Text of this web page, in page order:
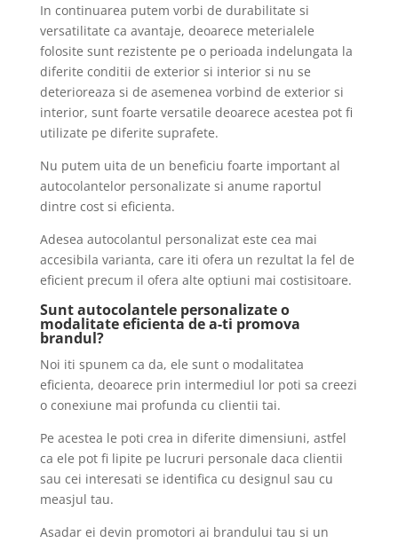
In continuarea putem vorbi de durabilitate si
versatilitate ca avantaje, deoarece meterialele
folosite sunt rezistente pe o perioada indelungata la
diferite conditii de exterior si interior si nu se
deterioreaza si de asemenea vorbind de exterior si
interior, sunt foarte versatile deoarece acestea pot fi
utilizate pe diferite suprafete.
Nu putem uita de un beneficiu foarte important al
autocolantelor personalizate si anume raportul
dintre cost si eficienta.
Adesea autocolantul personalizat este cea mai
accesibila varianta, care iti ofera un rezultat la fel de
eficient precum il ofera alte optiuni mai costisitoare.
Sunt autocolantele personalizate o
modalitate eficienta de a-ti promova
brandul?
Noi iti spunem ca da, ele sunt o modalitatea
eficienta, deoarece prin intermediul lor poti sa creezi
o conexiune mai profunda cu clientii tai.
Pe acestea le poti crea in diferite dimensiuni, astfel
ca ele pot fi lipite pe lucruri personale daca clientii
sau cei interesati se identifica cu designul sau cu
measjul tau.
Asadar ei devin promotori ai brandului tau si un